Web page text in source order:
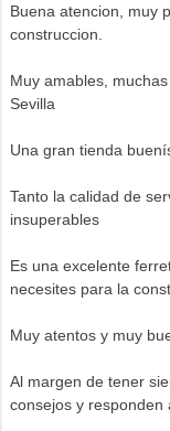
Buena atencion, muy
construccion.
Muy amables,
Sevilla
Una gran tienda
Tanto la calidad de
insuperables
Es una excelente
necesites para la
Muy atentos y muy
Al margen de tener
consejos y responden